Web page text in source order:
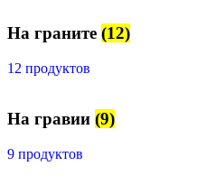
На граните (12)
12 продуктов
На гравии (9)
9 продуктов